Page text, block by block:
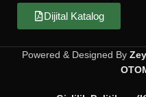
Dijital Katalog
Powered & Designed By